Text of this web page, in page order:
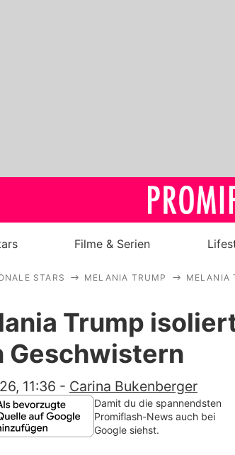
Stars
Familie &
Filme & Serien
STARS MELANIA TRUMP MELANIA
Trump
Geschwistern
11:36 - Carina Bukenberger
Damit du die spannendsten
Promiflash-News auch bei
Google siehst.